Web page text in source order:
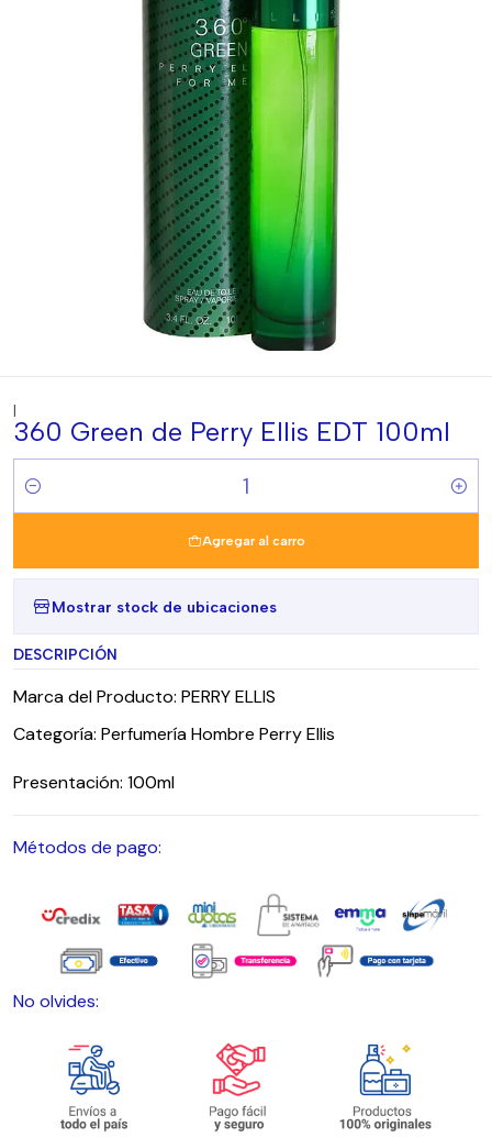
|
360 Green de Perry Ellis EDT 100ml
Cantidad
Agregar al carro
Mostrar stock de ubicaciones
DESCRIPCIÓN
Marca del Producto: PERRY ELLIS
Categoría: Perfumería Hombre Perry Ellis
Presentación: 100ml
Métodos de pago:
No olvides: